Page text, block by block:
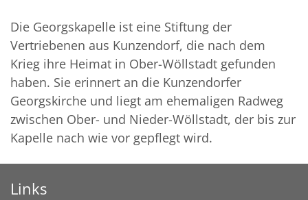
Die Georgskapelle ist eine Stiftung der
Vertriebenen aus Kunzendorf, die nach dem
Krieg ihre Heimat in Ober-Wöllstadt gefunden
haben. Sie erinnert an die Kunzendorfer
Georgskirche und liegt am ehemaligen Radweg
zwischen Ober- und Nieder-Wöllstadt, der bis zur
Kapelle nach wie vor gepflegt wird.
Links